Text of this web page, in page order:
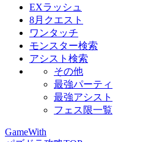
EXラッシュ
8月クエスト
ワンタッチ
モンスター検索
アシスト検索
その他
最強パーティ
最強アシスト
フェス限一覧
GameWith